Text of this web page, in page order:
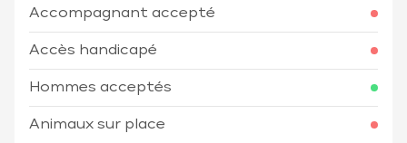
Accompagnant accepté
Accès handicapé
Hommes acceptés
Animaux sur place